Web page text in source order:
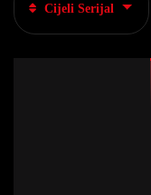
Cijeli Serijal